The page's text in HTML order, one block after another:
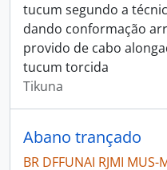
tucum segundo a
dando conformação
provido de cabo
tucum torcida
Tikuna
Abano trançado
BR DFFUNAI RJMI MUS-